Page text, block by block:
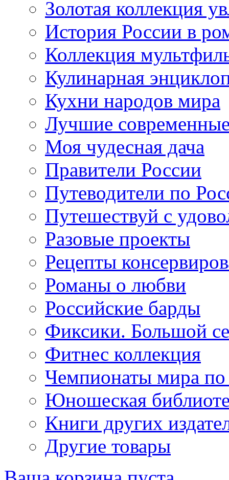
Золотая коллекция
История России в
Коллекция
Кулинарная
Кухни народов мира
Лучшие
Моя чудесная дача
Правители России
Путеводители по
Путешествуй с
Разовые проекты
Рецепты
Романы о любви
Российские барды
Фиксики. Большой
Фитнес коллекция
Чемпионаты мира по
Юношеская
Книги других
Другие товары